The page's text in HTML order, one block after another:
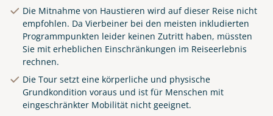
Die Mitnahme von Haustieren wird auf dieser Reise nicht
empfohlen. Da Vierbeiner bei den meisten inkludierten
Programmpunkten leider keinen Zutritt haben, müssten
Sie mit erheblichen Einschränkungen im Reiseerlebnis
rechnen.
Die Tour setzt eine körperliche und physische
Grundkondition voraus und ist für Menschen mit
eingeschränkter Mobilität nicht geeignet.